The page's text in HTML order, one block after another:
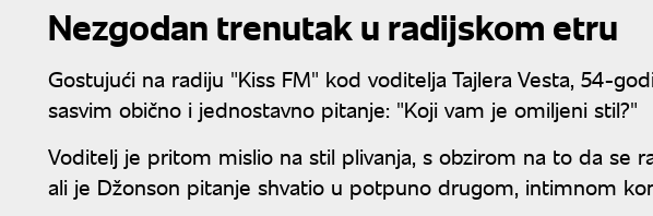
Nezgodan trenutak u radijskom etru
Gostujući na radiju "Kiss FM" kod voditelja Tajlera Vesta, 54-
sasvim obično i jednostavno pitanje: "Koji vam je omiljeni stil?"
Voditelj je pritom mislio na stil plivanja, s obzirom na to da se
ali je Džonson pitanje shvatio u potpuno drugom, intimnom